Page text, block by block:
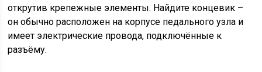
открутив крепежные элементы. Найдите концевик –
он обычно расположен на корпусе педального узла и
имеет электрические провода, подключённые к
разъёму.